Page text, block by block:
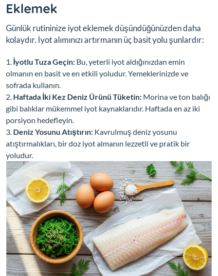
Eklemek
Günlük rutininize iyot eklemek düşündüğünüzden daha
kolaydır. İyot alımınızı artırmanın üç basit yolu şunlardır:
İyotlu Tuza Geçin: Bu, yeterli iyot aldığınızdan emin
olmanın en basit ve en etkili yoludur. Yemeklerinizde ve
sofrada kullanın.
Haftada İki Kez Deniz Ürünü Tüketin: Morina ve ton balığı
gibi balıklar mükemmel iyot kaynaklarıdır. Haftada en az iki
porsiyon hedefleyin.
Deniz Yosunu Atıştırın: Kavrulmuş deniz yosunu
atıştırmalıkları, bir doz iyot almanın lezzetli ve pratik bir
yoludur.